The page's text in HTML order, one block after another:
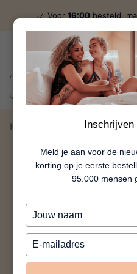
Inschrijven
Meld je aan voor de
korting op je eerste
95.000 mensen
Typ
je
naam
Typ
je
e-
Voor 16:00 besteld,
Wat zoek je?
Home Eggsclusive -